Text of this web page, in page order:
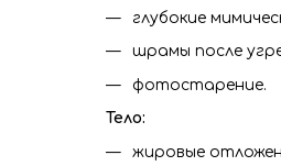
глубокие
шрамы после
фотостарение.
Тело:
жировые